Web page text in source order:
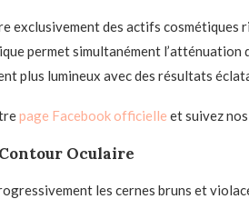
exclusivement des actifs cosmétiques
permet simultanément
plus lumineux avec des résultats
page Facebook officielle et suivez
Oculaire
les cernes bruns et